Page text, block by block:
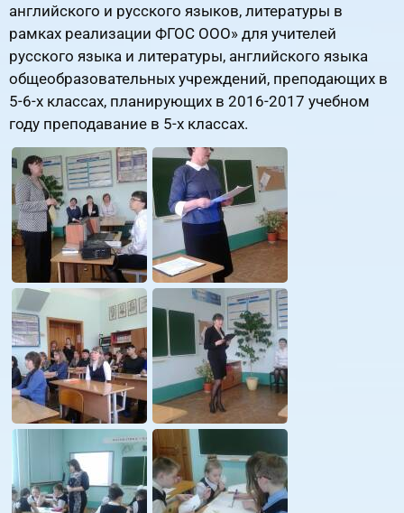
английского и русского языков, литературы в
рамках реализации ФГОС ООО» для учителей
русского языка и литературы, английского языка
общеобразовательных учреждений, преподающих в
5-6-х классах, планирующих в 2016-2017 учебном
году преподавание в 5-х классах.